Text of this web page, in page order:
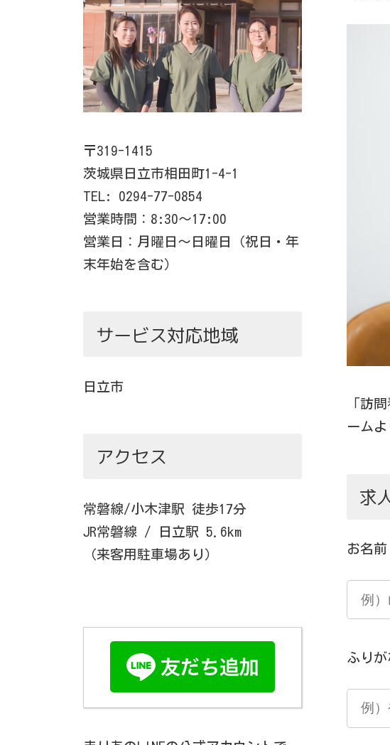
「訪
ームよ
求
お名前
ふり
〒319-1415
茨城県日立市相田町1-4-1
TEL: 0294-77-0854
営業時間：8:30～17:00
営業日：月曜日～日曜日（祝日・年
末年始を含む）
サービス対応地域
日立市
アクセス
常磐線/小木津駅 徒歩17分
JR常磐線 / 日立駅 5.6km
（来客用駐車場あり）